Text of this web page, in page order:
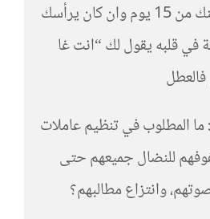
يراعي الله فقد يمكنك من 15 يوم وان كان يرأسك
في قلبه يقول لك “انت غا
: ما المطلوب في تنظيم عاملات
للنضال جميعهم حتى
وانتزاع مطالبهم؟